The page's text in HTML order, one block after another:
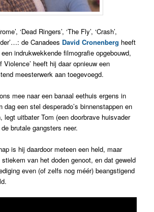
‘Dead Ringers’, ‘The Fly’, ‘Crash’,
de Canadees David Cronenberg heeft
indrukwekkende filmografie opgebouwd,
Violence’ heeft hij daar opnieuw een
meesterwerk aan toegevoegd.
mee naar een banaal eethuis ergens in
dag een stel desperado’s binnenstappen en
legt uitbater Tom (een doorbrave huisvader
brutale gangsters neer.
is hij daardoor meteen een held, maar
van het doden genoot, en dat geweld
even (of zelfs nog méér) beangstigend